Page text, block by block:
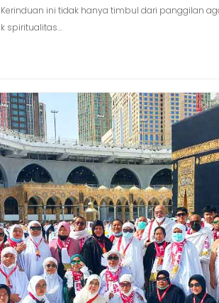
ini tidak hanya timbul dari panggilan
spiritualitas…